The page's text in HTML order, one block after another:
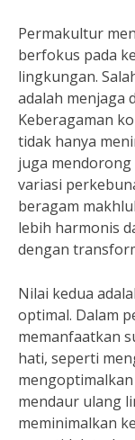
Permakultur
berfokus pada
lingkungan.
adalah menjaga
Keberagaman
tidak hanya
juga mendorong
variasi
beragam
lebih harmonis
dengan
Nilai kedua
optimal. Dalam
memanfaatkan
hati, seperti
mendaur ulang
meminimalkan